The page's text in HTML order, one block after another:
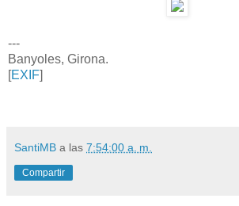
---
Banyoles, Girona.
[EXIF]
SantiMB a las 7:54:00 a. m.
Compartir